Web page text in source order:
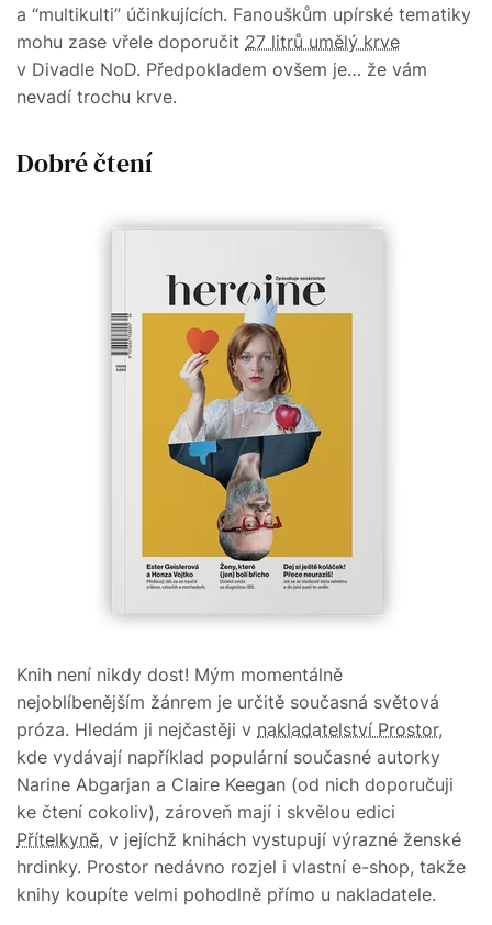
a “multikulti” účinkujících. Fanouškům upírské tematiky
mohu zase vřele doporučit 27 litrů umělý krve
v Divadle NoD. Předpokladem ovšem je… že vám
nevadí trochu krve.
Dobré čtení
Knih není nikdy dost! Mým momentálně
nejoblíbenějším žánrem je určitě současná světová
próza. Hledám ji nejčastěji v nakladatelství Prostor,
kde vydávají například populární současné autorky
Narine Abgarjan a Claire Keegan (od nich doporučuji
ke čtení cokoliv), zároveň mají i skvělou edici
Přítelkyně, v jejíchž knihách vystupují výrazné ženské
hrdinky. Prostor nedávno rozjel i vlastní e-shop, takže
knihy koupíte velmi pohodlně přímo u nakladatele.